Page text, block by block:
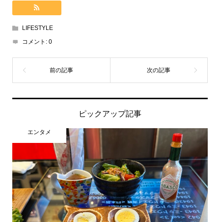
LIFESTYLE
コメント: 0
ピックアップ記事
エンタメ